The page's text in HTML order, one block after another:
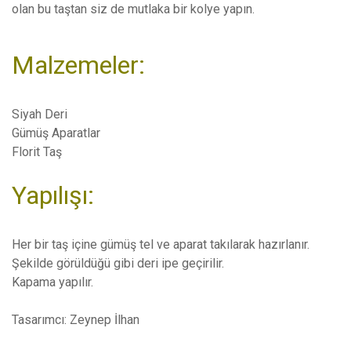
olan bu taştan siz de mutlaka bir kolye yapın.
Malzemeler:
Siyah Deri
Gümüş Aparatlar
Florit Taş
Yapılışı:
Her bir taş içine gümüş tel ve aparat takılarak hazırlanır.
Şekilde görüldüğü gibi deri ipe geçirilir.
Kapama yapılır.
Tasarımcı: Zeynep İlhan